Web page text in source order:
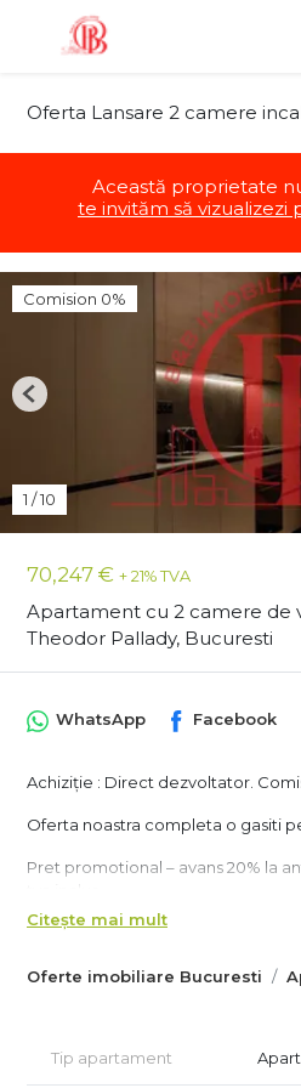
Oferta Lansare 2 camere
Această proprietate
te invităm să vizualizezi
70,247 € + 21% TVA
Apartament cu 2 camere de
Theodor Pallady, Bucuresti
Comision 0%
1 /10
Previous
Oferte imobiliare Bucuresti
WhatsApp Facebook
Achiziție : Direct dezvoltator.
Oferta noastra completa o gasiti
Pret promotional – avans 20% la
Apartamentul este amplasat la
parcuri, magazine si
Ds+P+3Et, dotat cu lift modern si
Constructia imobilului este
Citește mai mult
Tip apartament